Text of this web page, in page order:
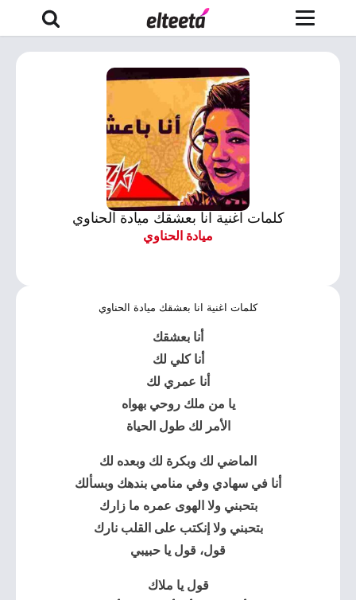
كلمات اغنية انا بعشقك ميادة الحناوي
ميادة الحناوي
كلمات اغنية انا بعشقك ميادة الحناوي
أنا بعشقك
أنا كلي لك
أنا عمري لك
يا من ملك روحي بهواه
الأمر لك طول الحياة
الماضي لك وبكرة لك وبعده لك
أنا في سهادي وفي منامي بندهك وبسألك
بتحبني ولا الهوى عمره ما زارك
بتحبني ولا إنكتب على القلب نارك
قول، قول يا حبيبي
قول يا ملاك